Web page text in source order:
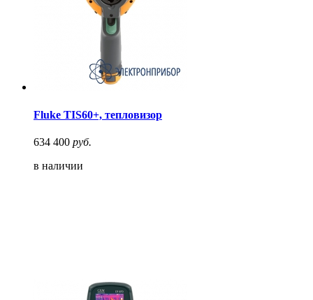
Fluke TIS60+, тепловизор
634 400 руб.
в наличии